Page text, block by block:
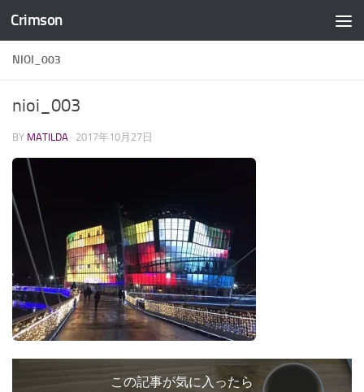
コンテンツへスキップ
Crimson
NIOI_003
nioi_003
BY MATILDA · 2017年10月27日
この記事が気に入ったら